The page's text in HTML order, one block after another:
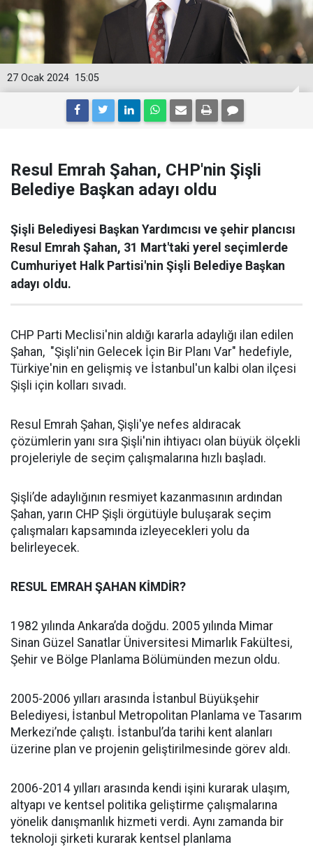
15:05
27 Ocak 2024
Resul Emrah Şahan, CHP'nin Şişli
Belediye Başkan adayı oldu
Şişli Belediyesi Başkan Yardımcısı ve şehir plancısı
Resul Emrah Şahan, 31 Mart'taki yerel seçimlerde
Cumhuriyet Halk Partisi'nin Şişli Belediye Başkan
adayı oldu.
CHP Parti Meclisi'nin aldığı kararla adaylığı ilan edilen
Şahan, "Şişli'nin Gelecek İçin Bir Planı Var" hedefiyle,
Türkiye'nin en gelişmiş ve İstanbul'un kalbi olan ilçesi
Şişli için kolları sıvadı.
Resul Emrah Şahan, Şişli'ye nefes aldıracak
çözümlerin yanı sıra Şişli'nin ihtiyacı olan büyük ölçekli
projeleriyle de seçim çalışmalarına hızlı başladı.
Şişli’de adaylığının resmiyet kazanmasının ardından
Şahan, yarın CHP Şişli örgütüyle buluşarak seçim
çalışmaları kapsamında izleyecekleri yolu da
belirleyecek.
RESUL EMRAH ŞAHAN KİMDİR?
1982 yılında Ankara’da doğdu. 2005 yılında Mimar
Sinan Güzel Sanatlar Üniversitesi Mimarlık Fakültesi,
Şehir ve Bölge Planlama Bölümünden mezun oldu.
2005-2006 yılları arasında İstanbul Büyükşehir
Belediyesi, İstanbul Metropolitan Planlama ve Tasarım
Merkezi’nde çalıştı. İstanbul’da tarihi kent alanları
üzerine plan ve projenin geliştirilmesinde görev aldı.
2006-2014 yılları arasında kendi işini kurarak ulaşım,
altyapı ve kentsel politika geliştirme çalışmalarına
yönelik danışmanlık hizmeti verdi. Aynı zamanda bir
teknoloji şirketi kurarak kentsel planlama